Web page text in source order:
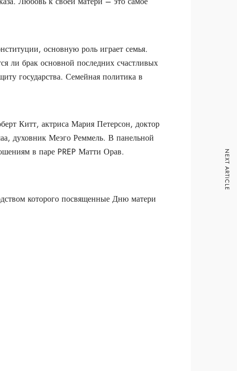
основную роль играет семья.
ли брак основной последних счастливых
государства. Семейная политика в
Китт, актриса Мария Петерсон, доктор
духовник Меэго Реммель. В панельной
в паре PREP Матти Орав.
которого посвященные Дню матери
NEXT ARTICLE